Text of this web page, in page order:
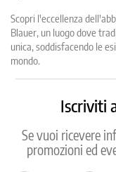
Scopri l'eccellenza
Blauer, un luogo dove
unica, soddisfacendo le
mondo.
Iscriviti
Se vuoi ricevere
promozioni ed